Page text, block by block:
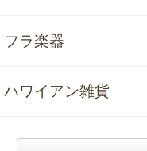
フラ楽器
ハワイアン雑貨